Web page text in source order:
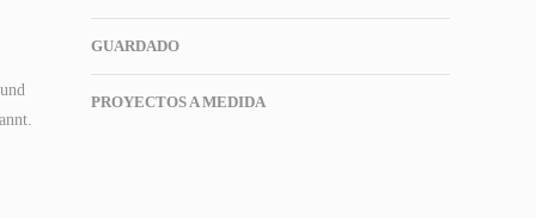
GUARDADO
PROYECTOS A MEDIDA